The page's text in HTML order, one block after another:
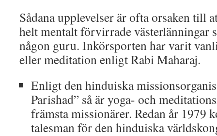
Sådana upplevelser är ofta orsaken till
helt mentalt förvirrade västerlänningar
någon guru. Inkörsporten har varit
eller meditation enligt Rabi Maharaj.
Enligt den hinduiska
Parishad” så är yoga- och
främsta missionärer. Redan år 1979
talesman för den hinduiska